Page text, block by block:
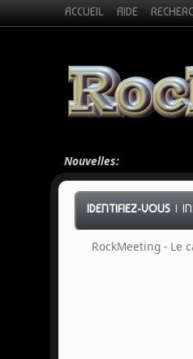
ACCUEIL AIDE
Nouvelles:
IDENTIFIEZ-VOUS |
RockMeeting - Le